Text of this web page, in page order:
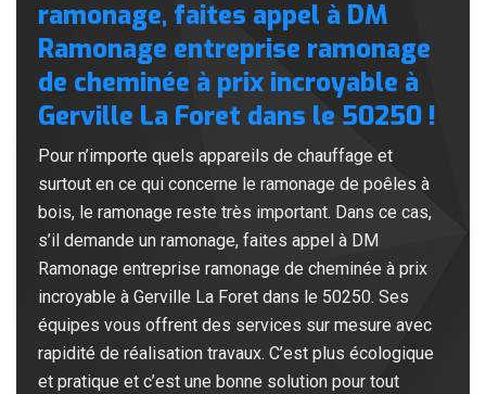
ramonage, faites appel à DM
Ramonage entreprise ramonage
de cheminée à prix incroyable à
Gerville La Foret dans le 50250 !
Pour n’importe quels appareils de chauffage et
surtout en ce qui concerne le ramonage de poêles à
bois, le ramonage reste très important. Dans ce cas,
s’il demande un ramonage, faites appel à DM
Ramonage entreprise ramonage de cheminée à prix
incroyable à Gerville La Foret dans le 50250. Ses
équipes vous offrent des services sur mesure avec
rapidité de réalisation travaux. C’est plus écologique
et pratique et c’est une bonne solution pour tout